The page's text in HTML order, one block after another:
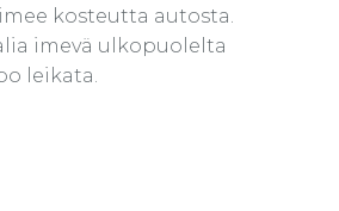
kosteutta autosta. 
imevä ulkopuolelta
leikata.